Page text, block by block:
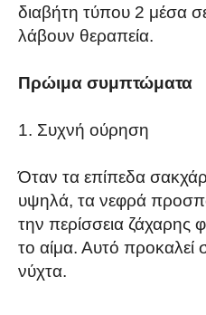
διαβήτη τύπου 2 μέσα
λάβουν θεραπεία.
Πρώιμα συμπτώματα
Συχνή ούρηση
Όταν τα επίπεδα
υψηλά, τα νεφρά
την περίσσεια ζάχαρης
το αίμα. Αυτό προκαλεί
νύχτα.